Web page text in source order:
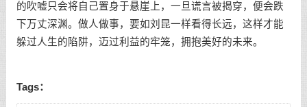
的吹嘘只会将自己置身于悬崖上，一旦谎言被揭穿，便会跌
下万丈深渊。做人做事，要如刘昆一样看得长远，这样才能
躲过人生的陷阱，迈过利益的牢笼，拥抱美好的未来。
Tags：